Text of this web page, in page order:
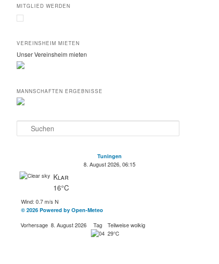
MITGLIED WERDEN
VEREINSHEIM MIETEN
Unser Vereinsheim mieten
MANNSCHAFTEN ERGEBNISSE
u
n
Tuningen
8. August 2026, 06:15
Klar
16°C
Wind: 0.7 m/s N
© 2026 Powered by Open-Meteo
Vorhersage 8. August 2026 Tag
Teilweise wolkig
29°C